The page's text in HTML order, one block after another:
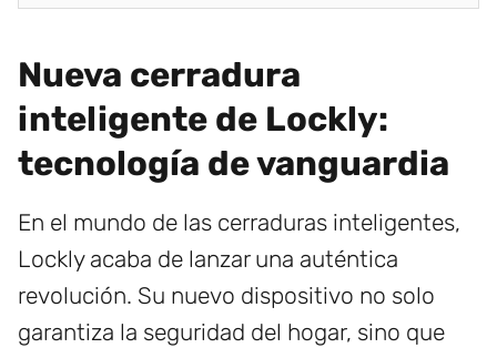
Nueva cerradura
inteligente de Lockly:
tecnología de vanguardia
En el mundo de las cerraduras inteligentes,
Lockly acaba de lanzar una auténtica
revolución. Su nuevo dispositivo no solo
garantiza la seguridad del hogar, sino que